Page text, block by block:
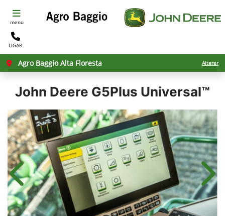
menu
LIGAR
Agro Baggio Alta Floresta Alterar
John Deere G5Plus Universal™
Anterior